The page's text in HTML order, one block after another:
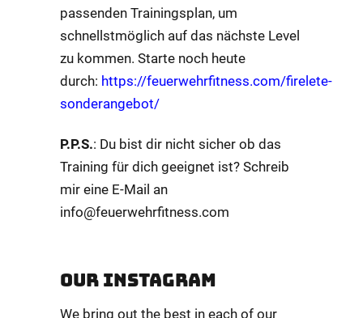
passenden Trainingsplan, um
schnellstmöglich auf das nächste Level
zu kommen. Starte noch heute
durch: https://feuerwehrfitness.com/firelete-
sonderangebot/
P.P.S.: Du bist dir nicht sicher ob das
Training für dich geeignet ist? Schreib
mir eine E-Mail an
info@feuerwehrfitness.com
OUR INSTAGRAM
We bring out the best in each of our